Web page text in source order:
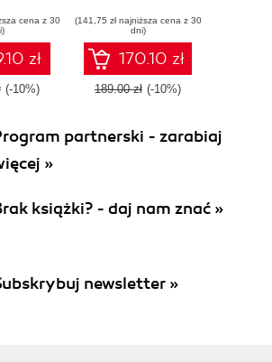
cena z 30
zł
(-10%)
development or
data science
(141,75 zł najniższa cena z 30
dni)
170.10 zł
189.00 zł (-10%)
partnerski - zarabiaj
»
książki? - daj nam znać »
newsletter »